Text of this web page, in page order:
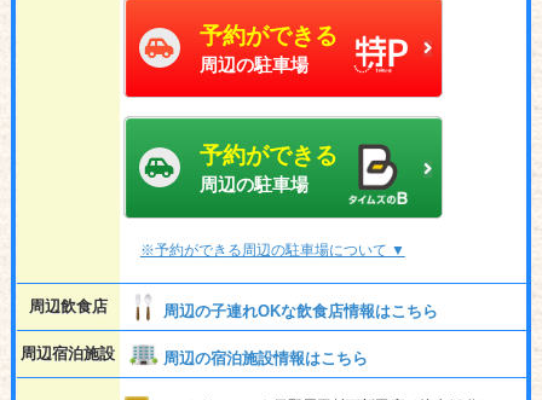
予約ができる
周辺の駐車場
予約ができる
周辺の駐車場
※予約ができる周辺の駐車場について ▼
周辺飲食店 周辺の子連れOKな飲食店情報はこちら
周辺宿泊施設 周辺の宿泊施設情報はこちら